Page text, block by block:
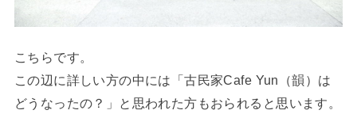
こちらです。
この辺に詳しい方の中には「古民家Cafe Yun（韻）は
どうなったの？」と思われた方もおられると思います。